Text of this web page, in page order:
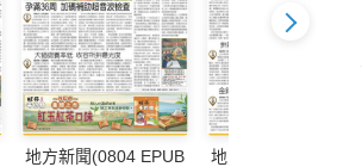
地方新聞(0804 EPUB
地方新聞(0803 EPUB